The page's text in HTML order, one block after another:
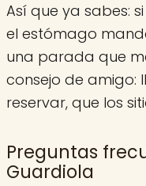
Así que ya sabes:
el estómago
una parada que
consejo de amigo:
reservar, que los
Preguntas
Guardiola